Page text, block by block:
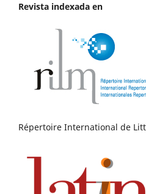
Revista indexada en
Répertoire International de